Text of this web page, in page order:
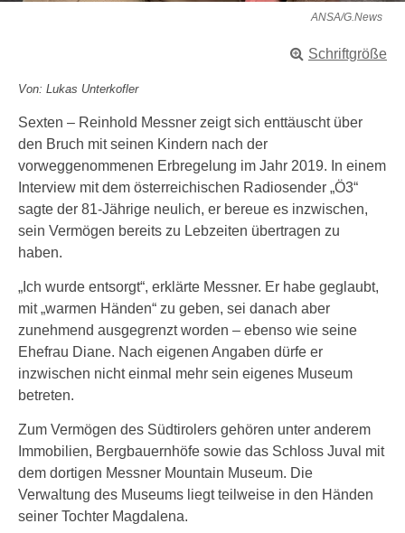
ANSA/G.News
Schriftgröße
Von: Lukas Unterkofler
Sexten – Reinhold Messner zeigt sich enttäuscht über
den Bruch mit seinen Kindern nach der
vorweggenommenen Erbregelung im Jahr 2019. In einem
Interview mit dem österreichischen Radiosender „Ö3“
sagte der 81-Jährige neulich, er bereue es inzwischen,
sein Vermögen bereits zu Lebzeiten übertragen zu
haben.
„Ich wurde entsorgt“, erklärte Messner. Er habe geglaubt,
mit „warmen Händen“ zu geben, sei danach aber
zunehmend ausgegrenzt worden – ebenso wie seine
Ehefrau Diane. Nach eigenen Angaben dürfe er
inzwischen nicht einmal mehr sein eigenes Museum
betreten.
Zum Vermögen des Südtirolers gehören unter anderem
Immobilien, Bergbauernhöfe sowie das Schloss Juval mit
dem dortigen Messner Mountain Museum. Die
Verwaltung des Museums liegt teilweise in den Händen
seiner Tochter Magdalena.